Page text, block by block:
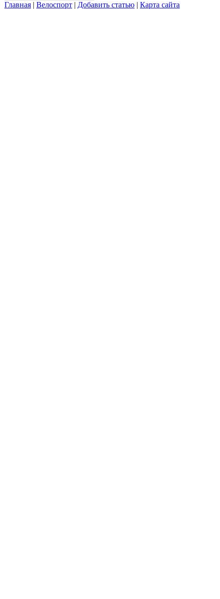
Главная | Велоспорт | Добавить статью | Карта сайта